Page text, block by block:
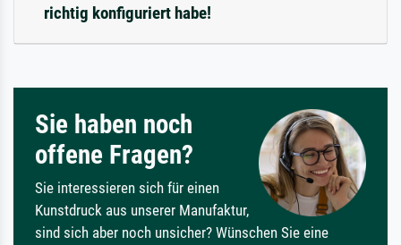
richtig konfiguriert habe!
Sie haben noch
offene Fragen?
Sie interessieren sich für einen
Kunstdruck aus unserer Manufaktur,
sind sich aber noch unsicher? Wünschen Sie eine